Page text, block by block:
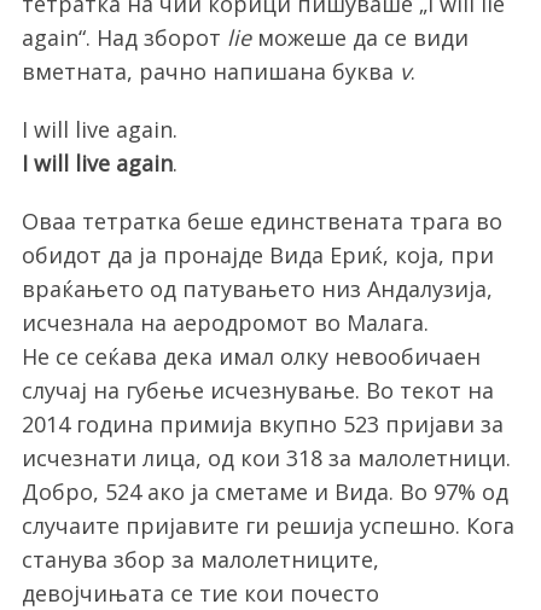
again“. Над зборот lieможеше да се види
вметната, рачно напишана буква v.
I will live again.
I will live again.
Оваа тетратка беше единствената трага во
обидот да ја пронајде Вида Ериќ, која, при
враќањето од патувањето низ Андалузија,
исчезнала на аеродромот во Малага.
Не се сеќава дека имал олку невообичаен
случај на губење исчезнување. Во текот на
2014 година примија вкупно 523 пријави за
исчезнати лица, од кои 318 за малолетници.
Добро, 524 ако ја сметаме и Вида. Во 97% од
случаите пријавите ги решија успешно. Кога
станува збор за малолетниците,
девојчињата се тие кои почесто